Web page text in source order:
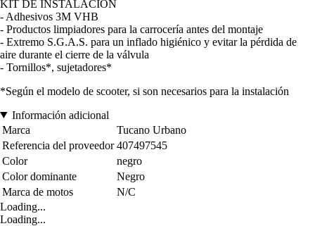
KIT DE INSTALACIÓN
- Adhesivos 3M VHB
- Productos limpiadores para la carrocería antes del montaje
- Extremo S.G.A.S. para un inflado higiénico y evitar la pérdida de
aire durante el cierre de la válvula
- Tornillos*, sujetadores*
*Según el modelo de scooter, si son necesarios para la instalación
Información adicional
Marca
Tucano Urbano
Referencia del proveedor 407497545
Color
negro
Color dominante
Negro
Marca de motos
N/C
Loading...
Loading...